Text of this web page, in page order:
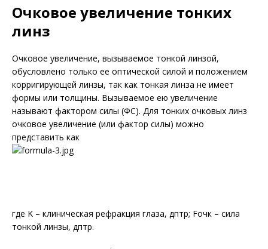
Очковое увеличение тонких
линз
Очковое увеличение, вызываемое тонкой линзой,
обусловлено только ее оптической силой и положением
корригирующей линзы, так как тонкая линза не имеет
формы или толщины. Вызываемое ею увеличение
называют фактором силы (ФС). Для тонких очковых линз
очковое увеличение (или фактор силы) можно
представить как
где K – клиническая рефракция глаза, дптр; Fочк – сила
тонкой линзы, дптр.